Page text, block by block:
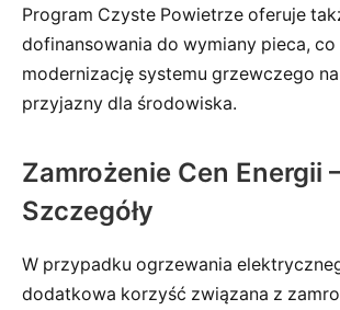
Program Czyste Powietrze oferuje
dofinansowania do wymiany pieca, co
modernizację systemu grzewczego
przyjazny dla środowiska.
Zamrożenie Cen Energii
Szczegóły
W przypadku ogrzewania
dodatkowa korzyść związana z